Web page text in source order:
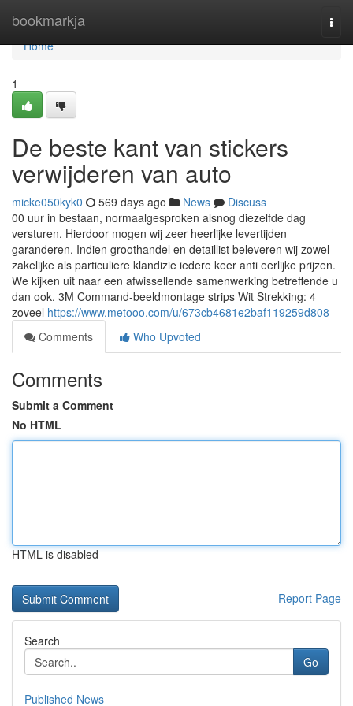
bookmarkja
Home
Home
1
De beste kant van stickers
verwijderen van auto
micke050kyk0 569 days ago News
Discuss
00 uur in bestaan, normaalgesproken alsnog diezelfde dag
versturen. Hierdoor mogen wij zeer heerlijke levertijden
garanderen. Indien groothandel en detaillist beleveren wij zowel
zakelijke als particuliere klandizie iedere keer anti eerlijke prijzen.
We kijken uit naar een afwissellende samenwerking betreffende u
dan ook. 3M Command-beeldmontage strips Wit Strekking: 4
zoveel https://www.metooo.com/u/673cb4681e2baf119259d808
Comments
Who Upvoted
Comments
Submit a Comment
No HTML
HTML is disabled
Report Page
Search
Go
Published News